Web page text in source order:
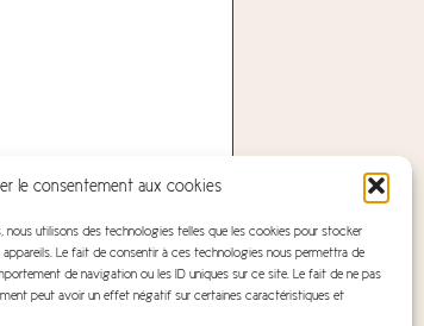
le consentement aux cookies
nous utilisons des technologies telles que les cookies pour stocker
Le fait de consentir à ces technologies nous permettra de
de navigation ou les ID uniques sur ce site. Le fait de ne pas
peut avoir un effet négatif sur certaines caractéristiques et